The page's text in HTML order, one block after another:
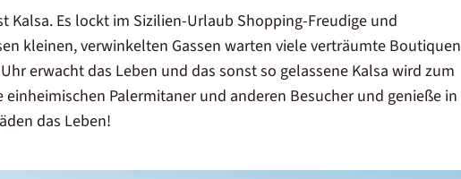
Kalsa. Es lockt im Sizilien-Urlaub Shopping-Freudige und
kleinen, verwinkelten Gassen warten viele verträumte Boutiquen
erwacht das Leben und das sonst so gelassene Kalsa wird zum
einheimischen Palermitanerund anderen Besucher und genieße in
das Leben!